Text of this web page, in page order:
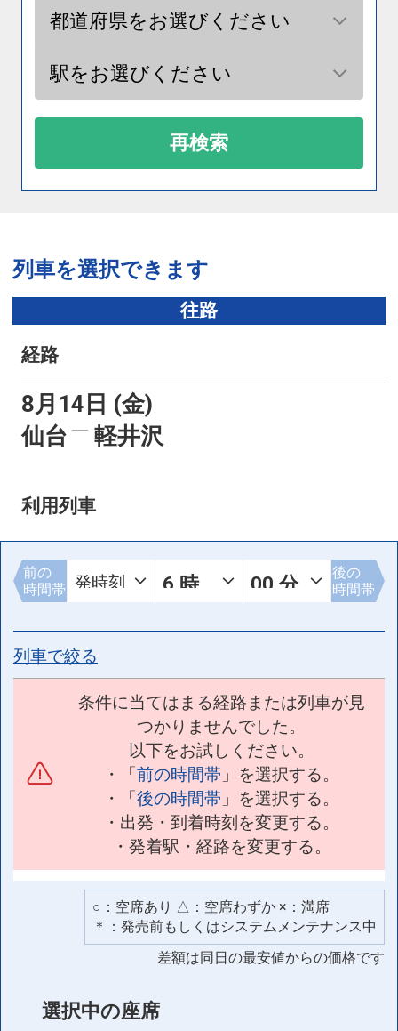
再検索
列車を選択できます
往路
経路
8月14日 (金)
仙台
軽井沢
利用列車
前の
時間帯
後の
時間帯
列車で絞る
条件に当てはまる経路または列車が見
つかりませんでした。
以下をお試しください。
・「前の時間帯 」を選択する。
・「後の時間帯 」を選択する。
・出発・到着時刻を変更する。
・発着駅・経路を変更する。
○：空席あり △：空席わずか ×：満席
＊：発売前もしくはシステムメンテナンス中
差額は同日の最安値からの価格です
選択中の座席